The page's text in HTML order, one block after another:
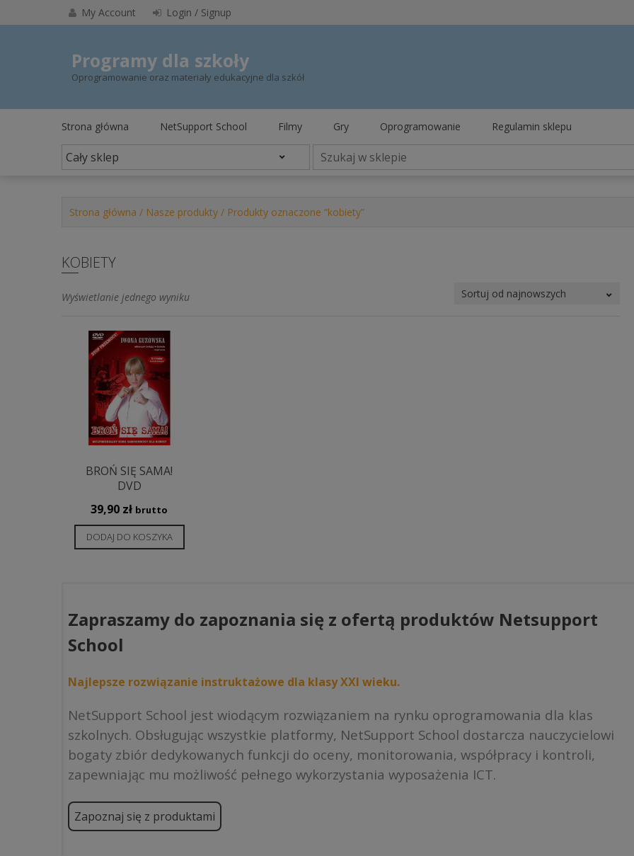
to
My Account Login / Signup
Programy dla szkoły
Oprogramowanie oraz materiały edukacyjne dla szkół
Strona główna NetSupport School Filmy Gry Oprogramowanie Regulamin sklepu
Strona główna / Nasze produkty / Produkty oznaczone “kobiety”
KOBIETY
Wyświetlanie jednego wyniku
BROŃ SIĘ SAMA!
DVD
39,90 zł brutto
DODAJ DO KOSZYKA
Zapraszamy do zapoznania się z ofertą produktów Netsupport
School
Najlepsze rozwiązanie instruktażowe dla klasy XXI wieku.
NetSupport School jest wiodącym rozwiązaniem na rynku oprogramowania dla klas
szkolnych. Obsługując wszystkie platformy, NetSupport School dostarcza nauczycielowi
bogaty zbiór dedykowanych funkcji do oceny, monitorowania, współpracy i kontroli,
zapewniając mu możliwość pełnego wykorzystania wyposażenia ICT.
Zapoznaj się z produktami